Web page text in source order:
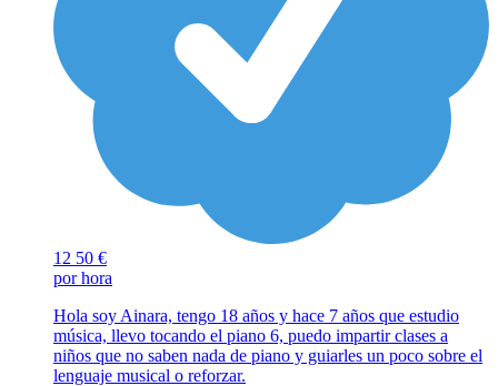
12 50 €
por hora
Hola soy Ainara, tengo 18 años y hace 7 años que estudio
música, llevo tocando el piano 6, puedo impartir clases a
niños que no saben nada de piano y guiarles un poco sobre el
lenguaje musical o reforzar.